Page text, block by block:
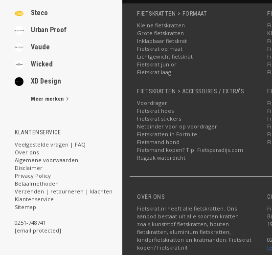
Steco
Urban Proof
Vaude
Wicked
XD Design
Meer merken
KLANTENSERVICE
Veelgestelde vragen | FAQ
Over ons
Algemene voorwaarden
Disclaimer
Privacy Policy
Betaalmethoden
Verzenden | retourneren | klachten
Klantenservice
Sitemap
0251-748741
[email protected]
FIETSKRATTEN > FORMAAT
Kleine fietskratten
Grote fietskratten
Inklapbaar fietskrat
Fietskrat op maat
Lichtgewicht fietskrat
Fietskrat junior
Fietskrat laag
FIETSKRATTEN > ACCESSOIRES / EXTRA'S
Voordrager
Fietskrat hoes
Fietskrat stickers
Netbinder voor op voordrager
Fietskratten in Fortnite
Fietsmand hond
Fietsmand kopen? Tip: Fietsparadijs.com
Rugzak waterdicht
OVER ONS
Fietskrat.nl heeft alle fietskratten. Ons
aanbod bestaat uit alle soorten kratten
zoals kunststof fietskratten, houten
fietskratten, aluminium fietskratten,
kinderfietskratten en kratmanden. Fietskrat
kopen? Fietskrat.nl!